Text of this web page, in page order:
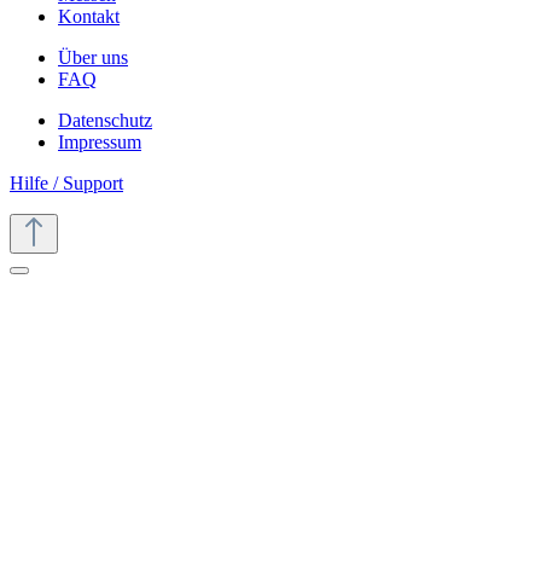
Kontakt
Über uns
FAQ
Datenschutz
Impressum
Hilfe / Support